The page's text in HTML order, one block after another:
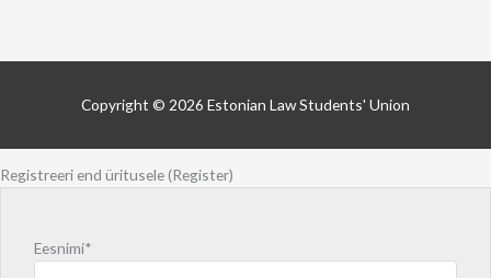
Copyright © 2026 Estonian Law Students' Union
Registreeri end üritusele (Register)
Eesnimi*